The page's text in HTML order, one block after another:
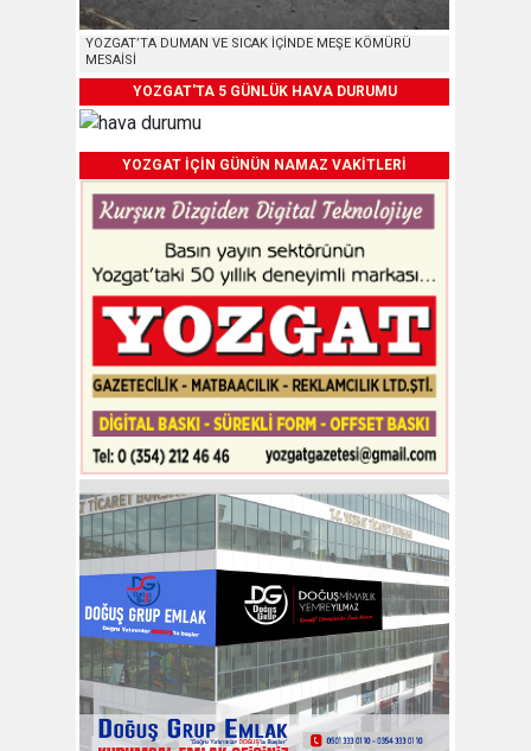
YOZGAT’TA DUMAN VE SICAK İÇİNDE MEŞE KÖMÜRÜ
MESAİSİ
YOZGAT'TA 5 GÜNLÜK HAVA DURUMU
YOZGAT İÇİN GÜNÜN NAMAZ VAKİTLERİ